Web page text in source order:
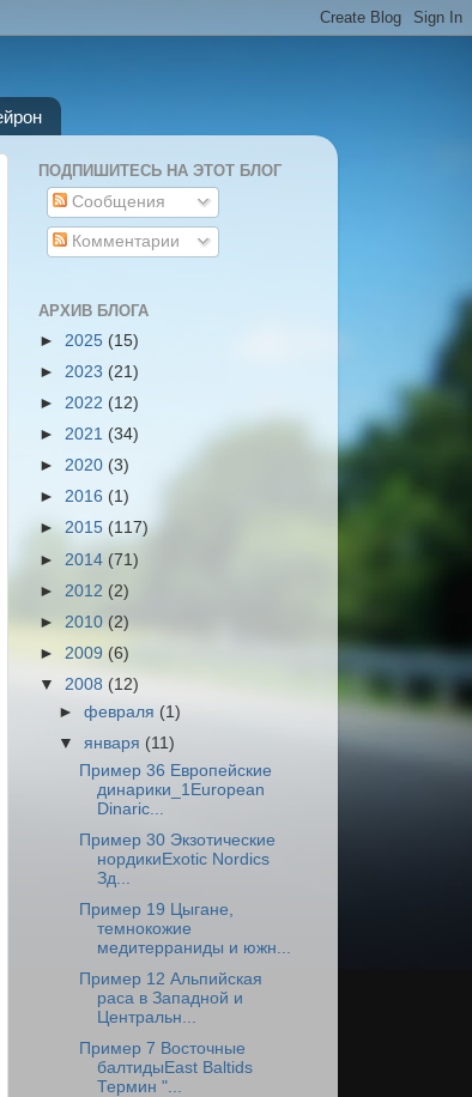
ПОДПИШИТЕСЬ НА ЭТОТ БЛОГ
Сообщения
Комментарии
АРХИВ БЛОГА
► 2025 (15)
► 2023 (21)
► 2022 (12)
► 2021 (34)
► 2020 (3)
► 2016 (1)
► 2015 (117)
► 2014 (71)
► 2012 (2)
► 2010 (2)
► 2009 (6)
▼ 2008 (12)
►февраля(1)
▼января (11)
Пример 36 Европейские
динарики_1European
Dinaric...
Пример 30 Экзотические
нордикиExotic Nordics
Зд...
Пример 19 Цыгане,
темнокожие
медитерраниды и южн...
Пример 12 Альпийская
раса в Западной и
Центральн...
Пример 7 Восточные
балтидыEast Baltids
Термин "...